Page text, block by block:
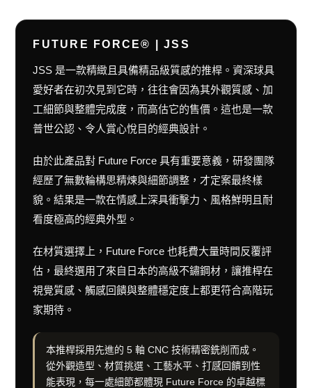
FUTURE FORCE® | JSS
JSS 是一款精緻且具備精品級質感的推桿。資深球具
愛好者在初次見到它時，往往會因為其外觀質感、加
工細節與整體完成度，而高估它的售價。這也是一款
普世公認、令人賞心悅目的經典設計。
由於此產品對 Future Force 具有重要意義，研發團隊
經歷了無數輪構思精煉與細節調整，才定案最終樣
貌。結果是一款在情感上深具衝擊力、風格鮮明且耐
看度極高的經典外型。
在材質選擇上，Future Force 也耗費大量時間反覆評
估，最終選用了來自日本的高級不鏽鋼材，讓推桿在
視覺質感、觸感回饋與整體穩定度上都更符合高階玩
家期待。
本推桿採用先進的 5 軸 CNC 技術精密銑削而成。
從外觀造型、材質挑選、工藝水平、打感回饋到性
能表現，每一處細節都體現 Future Force 的卓越標